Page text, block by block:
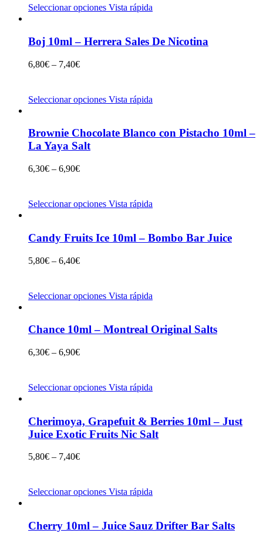
Seleccionar opciones Vista rápida
Boj 10ml – Herrera Sales De Nicotina
6,80€ – 7,40€
Seleccionar opciones Vista rápida
Brownie Chocolate Blanco con Pistacho 10ml –
La Yaya Salt
6,30€ – 6,90€
Seleccionar opciones Vista rápida
Candy Fruits Ice 10ml – Bombo Bar Juice
5,80€ – 6,40€
Seleccionar opciones Vista rápida
Chance 10ml – Montreal Original Salts
6,30€ – 6,90€
Seleccionar opciones Vista rápida
Cherimoya, Grapefuit & Berries 10ml – Just
Juice Exotic Fruits Nic Salt
5,80€ – 7,40€
Seleccionar opciones Vista rápida
Cherry 10ml – Juice Sauz Drifter Bar Salts